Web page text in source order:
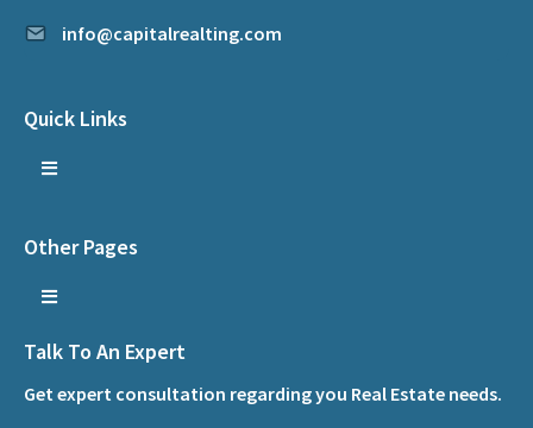
info@capitalrealting.com
Quick Links
Other Pages
Talk To An Expert
Get expert consultation regarding you Real Estate needs.